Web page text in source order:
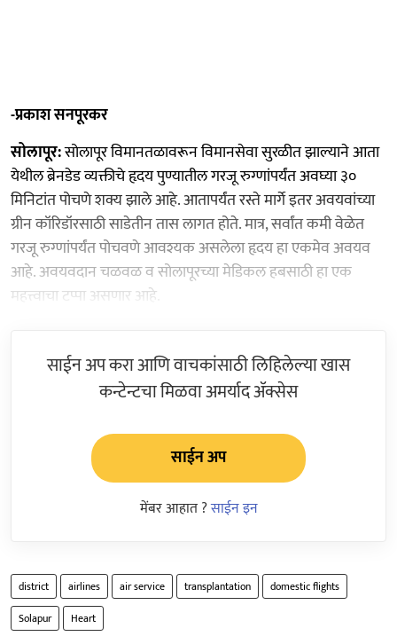
-प्रकाश सनपूरकर
सोलापूर:सोलापूर विमानतळावरून विमानसेवा सुरळीत झाल्याने आता
येथील ब्रेनडेड व्यक्तीचे हृदय पुण्यातील गरजू रुग्णांपर्यंत अवघ्या ३०
मिनिटांत पोचणे शक्य झाले आहे. आतापर्यंत रस्ते मार्गे इतर अवयवांच्या
ग्रीन कॉरिडॉरसाठी साडेतीन तास लागत होते. मात्र, सर्वांत कमी वेळेत
गरजू रुग्णांपर्यंत पोचवणे आवश्यक असलेला हृदय हा एकमेव अवयव
आहे. अवयवदान चळवळ व सोलापूरच्या मेडिकल हबसाठी हा एक
महत्त्वाचा टप्पा असणार आहे.
साईन अप करा आणि वाचकांसाठी लिहिलेल्या खास
कन्टेन्टचा मिळवा अमर्याद ॲक्सेस
साईन अप
मेंबर आहात ?साईन इन
district airlines air service transplantation
domestic flights
Solapur
Heart